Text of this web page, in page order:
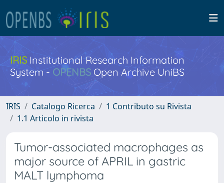
IRISInstitutional Research Information
System - OPENBS Open Archive UniBS
IRIS Catalogo Ricerca
1 Contributo su Rivista
1.1 Articolo in rivista
Tumor-associated macrophages as
major source of APRIL in gastric
MALT lymphoma